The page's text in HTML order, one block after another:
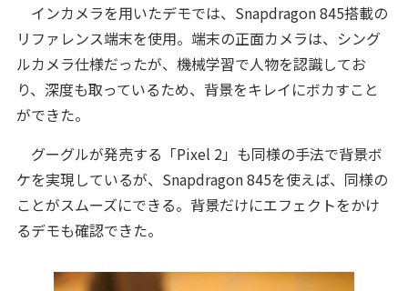
インカメラを用いたデモでは、Snapdragon 845搭載の
リファレンス端末を使用。端末の正面カメラは、シング
ルカメラ仕様だったが、機械学習で人物を認識してお
り、深度も取っているため、背景をキレイにボカすこと
ができた。
グーグルが発売する「Pixel 2」も同様の手法で背景ボ
ケを実現しているが、Snapdragon 845を使えば、同様の
ことがスムーズにできる。背景だけにエフェクトをかけ
るデモも確認できた。